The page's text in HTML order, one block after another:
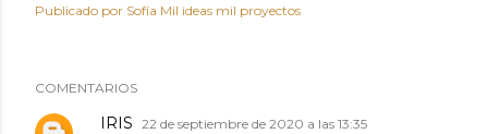
Publicado por Sofía Mil ideas mil proyectos
COMENTARIOS
IRIS 22 de septiembre de 2020 a las 13:35